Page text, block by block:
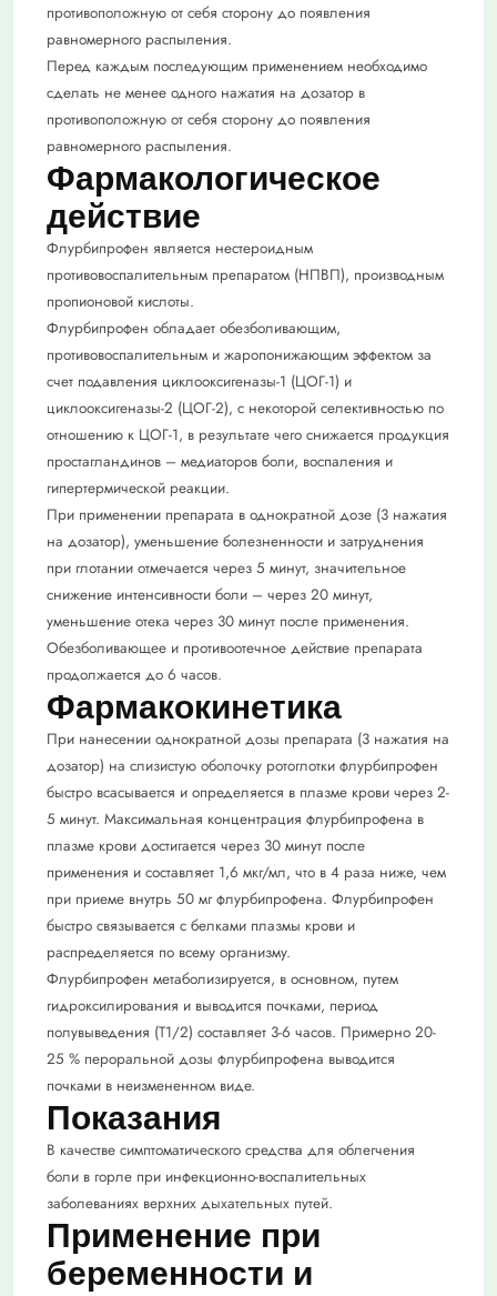
противоположную от себя сторону до появления
равномерного распыления.
Перед каждым последующим применением необходимо
сделать не менее одного нажатия на дозатор в
противоположную от себя сторону до появления
равномерного распыления.
Фармакологическое
действие
Флурбипрофен является нестероидным
противовоспалительным препаратом (НПВП), производным
пропионовой кислоты.
Флурбипрофен обладает обезболивающим,
противовоспалительным и жаропонижающим эффектом за
счет подавления циклооксигеназы-1 (ЦОГ-1) и
циклооксигеназы-2 (ЦОГ-2), с некоторой селективностью по
отношению к ЦОГ-1, в результате чего снижается продукция
простагландинов – медиаторов боли, воспаления и
гипертермической реакции.
При применении препарата в однократной дозе (3 нажатия
на дозатор), уменьшение болезненности и затруднения
при глотании отмечается через 5 минут, значительное
снижение интенсивности боли – через 20 минут,
уменьшение отека через 30 минут после применения.
Обезболивающее и противоотечное действие препарата
продолжается до 6 часов.
Фармакокинетика
При нанесении однократной дозы препарата (3 нажатия на
дозатор) на слизистую оболочку ротоглотки флурбипрофен
быстро всасывается и определяется в плазме крови через 2-
5 минут. Максимальная концентрация флурбипрофена в
плазме крови достигается через 30 минут после
применения и составляет 1,6 мкг/мл, что в 4 раза ниже, чем
при приеме внутрь 50 мг флурбипрофена. Флурбипрофен
быстро связывается с белками плазмы крови и
распределяется по всему организму.
Флурбипрофен метаболизируется, в основном, путем
гидроксилирования и выводится почками, период
полувыведения (Т1/2) составляет 3-6 часов. Примерно 20-
25 % пероральной дозы флурбипрофена выводится
почками в неизмененном виде.
Показания
В качестве симптоматического средства для облегчения
боли в горле при инфекционно-воспалительных
заболеваниях верхних дыхательных путей.
Применение при
беременности и